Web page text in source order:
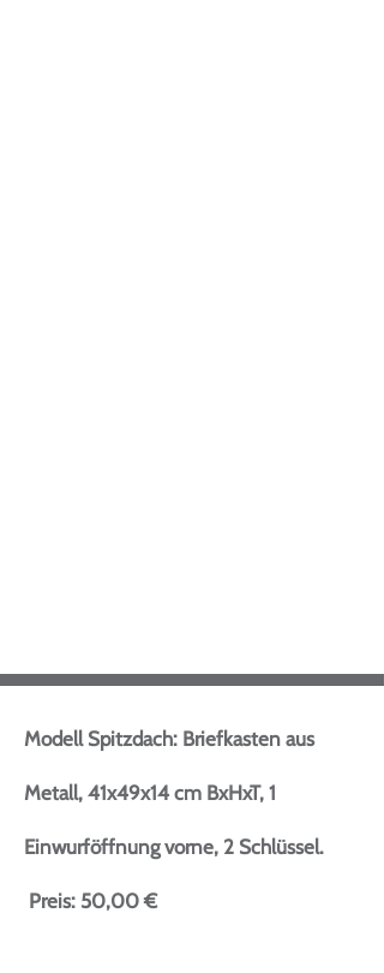
Modell Spitzdach: Briefkasten aus
Metall, 41x49x14 cm BxHxT, 1
Einwurföffnung vorne, 2 Schlüssel.
Preis: 50,00 €